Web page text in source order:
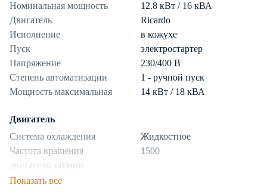
Номинальная мощность
12.8 кВт / 16 кВА
Двигатель
Ricardo
Исполнение
в кожухе
Пуск
электростартер
Напряжение
230/400 В
Степень автоматизации
1 - ручной пуск
Мощность максимальная
14 кВт / 18 кВА
Двигатель
Система охлаждения
Жидкостное
Частота вращения
двигателя, об/мин
1500
Показать все